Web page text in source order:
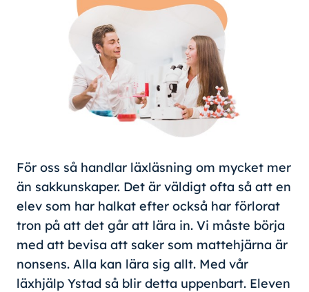
För oss så handlar läxläsning om mycket mer
än sakkunskaper. Det är väldigt ofta så att en
elev som har halkat efter också har förlorat
tron på att det går att lära in. Vi måste börja
med att bevisa att saker som mattehjärna är
nonsens. Alla kan lära sig allt. Med vår
läxhjälp Ystad så blir detta uppenbart. Eleven